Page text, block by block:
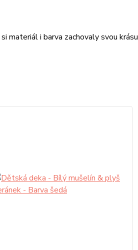
materiál i barva zachovaly svou